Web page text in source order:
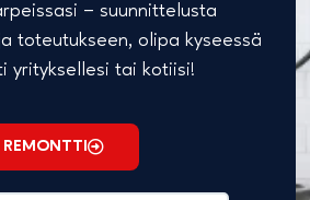
– suunnittelusta
toteutukseen, olipa kyseessä
yrityksellesi tai kotiisi!
REMONTTI